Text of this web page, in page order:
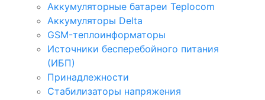
Аккумуляторные батареи Teplocom
Аккумуляторы Delta
GSM-теплоинформаторы
Источники бесперебойного питания
(ИБП)
Принадлежности
Стабилизаторы напряжения